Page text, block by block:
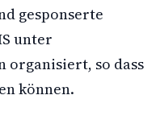
gesponserte
unter
organisiert, so dass
können.